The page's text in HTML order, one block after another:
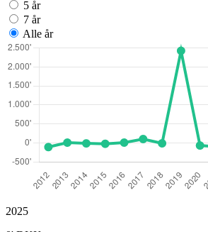
5 år
7 år
Alle år
2025